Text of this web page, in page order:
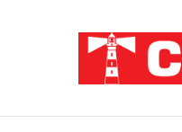
Breaking News